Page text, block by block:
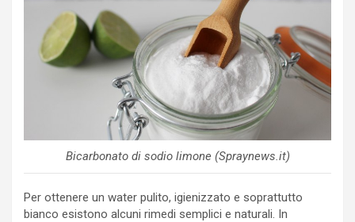
Bicarbonato di sodio limone (Spraynews.it)
Per ottenere un water pulito, igienizzato e soprattutto
bianco esistono alcuni rimedi semplici e naturali. In